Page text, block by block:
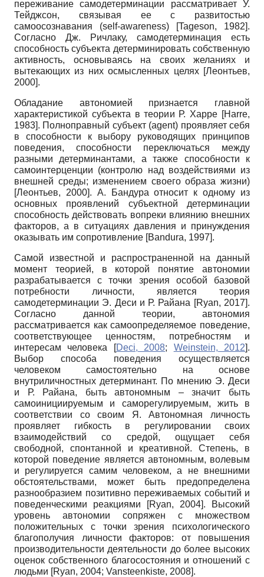
переживание самодетерминации рассматривает У.
Тейджсон, связывая ее с развитостью
самоосознавания (self-awareness)
[Tageson, 1982].
Согласно Дж. Ричлаку, самодетерминация есть
способность субъекта детерминировать собственную
активность, основываясь на своих желаниях и
вытекающих из них осмысленных целях [Леонтьев,
2000].
Обладание автономией признается главной
характеристикой субъекта в теории Р. Харре [Harre,
1983]. Полноправный субъект (agent) проявляет себя
в способности к выбору руководящих принципов
поведения, способности переключаться между
разными детерминантами, а также способности к
самоинтерценции (контролю над воздействиями из
внешней среды; изменением своего образа жизни)
[Леонтьев, 2000]. А. Бандура относит к одному из
основных проявлений субъектной детерминации
способность действовать вопреки влиянию внешних
факторов, а в ситуациях давления и принуждения
оказывать им сопротивление [Bandura, 1997].
Самой известной и распространенной на данный
момент теорией, в которой понятие автономии
разрабатывается с точки зрения особой базовой
потребности личности, является теория
самодетерминации Э. Деси и Р. Райана [Ryan, 2017].
Согласно данной теории, автономия
рассматривается как самоопределяемое поведение,
соответствующее ценностям, потребностям и
интересам человека
[Deci, 2008; Weinstein, 2012].
Выбор способа поведения осуществляется
человеком самостоятельно на основе
внутриличностных детерминант. По мнению Э. Деси
и Р. Райана, быть автономным – значит быть
самоинициируемым и саморегулируемым, жить в
соответствии со своим Я. Автономная личность
проявляет гибкость в регулировании своих
взаимодействий со средой, ощущает себя
свободной, спонтанной и креативной. Степень, в
которой поведение является автономным, волевым
и регулируется самим человеком, а не внешними
обстоятельствами, может быть предопределена
разнообразием позитивно переживаемых событий и
поведенческими реакциями
[Ryan, 2004]. Высокий
уровень автономии сопряжен с множеством
положительных с точки зрения психологического
благополучия личности факторов: от повышения
производительности деятельности до более высоких
оценок собственного благосостояния и отношений с
людьми [Ryan, 2004; Vansteenkiste, 2008].